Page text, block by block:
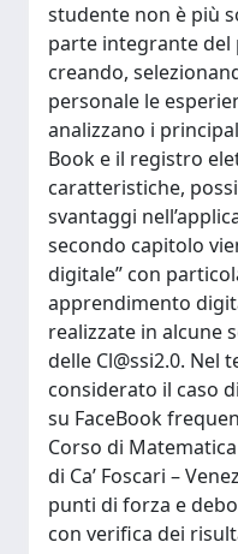
studente non è più
parte integrante
creando,
personale le
analizzano i
Book e il registro
caratteristiche,
svantaggi
secondo capitolo
digitale” con
apprendimento
realizzate in alcune
delle Cl@ssi2.0. Nel
considerato il caso
su FaceBook
Corso di
di Ca’ Foscari –
punti di forza e
con verifica dei